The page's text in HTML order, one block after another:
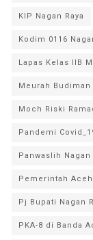
KIP Nagan Raya
Kodim 0116
Lapas Kelas IIB
Meurah Budiman
Moch Riski
Pandemi
Panwaslih Nagan
Pemerintah Aceh
Pj Bupati Nagan
PKA-8 di Banda